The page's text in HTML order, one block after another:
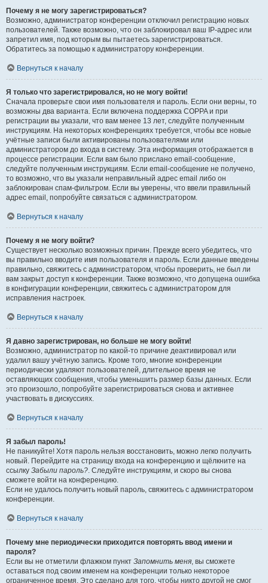
Почему я не могу зарегистрироваться?
Возможно, администратор конференции отключил регистрацию новых
пользователей. Также возможно, что он заблокировал ваш IP-адрес или
запретил имя, под которым вы пытаетесь зарегистрироваться.
Обратитесь за помощью к администратору конференции.
Вернуться к началу
Я только что зарегистрировался, но не могу войти!
Сначала проверьте свои имя пользователя и пароль. Если они верны, то
возможны два варианта. Если включена поддержка COPPA и при
регистрации вы указали, что вам менее 13 лет, следуйте полученным
инструкциям. На некоторых конференциях требуется, чтобы все новые
учётные записи были активированы пользователями или
администратором до входа в систему. Эта информация отображается в
процессе регистрации. Если вам было прислано email-сообщение,
следуйте полученным инструкциям. Если email-сообщение не получено,
то возможно, что вы указали неправильный адрес email либо он
заблокирован спам-фильтром. Если вы уверены, что ввели правильный
адрес email, попробуйте связаться с администратором.
Вернуться к началу
Почему я не могу войти?
Существует несколько возможных причин. Прежде всего убедитесь, что
вы правильно вводите имя пользователя и пароль. Если данные введены
правильно, свяжитесь с администратором, чтобы проверить, не был ли
вам закрыт доступ к конференции. Также возможно, что допущена ошибка
в конфигурации конференции, свяжитесь с администратором для
исправления настроек.
Вернуться к началу
Я давно зарегистрирован, но больше не могу войти!
Возможно, администратор по какой-то причине деактивировал или
удалил вашу учётную запись. Кроме того, многие конференции
периодически удаляют пользователей, длительное время не
оставляющих сообщения, чтобы уменьшить размер базы данных. Если
это произошло, попробуйте зарегистрироваться снова и активнее
участвовать в дискуссиях.
Вернуться к началу
Я забыл пароль!
Не паникуйте! Хотя пароль нельзя восстановить, можно легко получить
новый. Перейдите на страницу входа на конференцию и щёлкните на
ссылку Забыли пароль?. Следуйте инструкциям, и скоро вы снова
сможете войти на конференцию.
Если не удалось получить новый пароль, свяжитесь с администратором
конференции.
Вернуться к началу
Почему мне периодически приходится повторять ввод имени и
пароля?
Если вы не отметили флажком пункт Запомнить меня, вы сможете
оставаться под своим именем на конференции только некоторое
ограниченное время. Это сделано для того, чтобы никто другой не смог